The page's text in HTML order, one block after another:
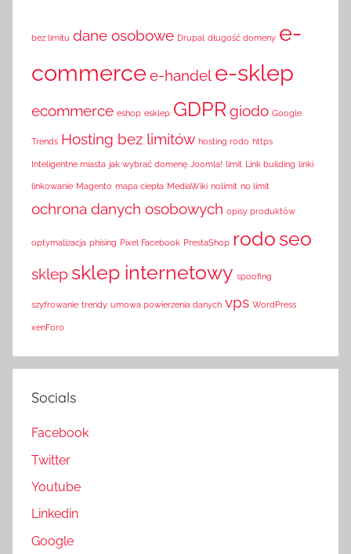
bez limitu dane osobowe Drupal długość domeny e-
commercee-handel e-sklep
ecommerce eshop esklep GDPRgiodo Google
Trends Hosting bez limitów hosting rodo https
Inteligentne miasta jak wybrać domenę Joomla! limit Link building linki
linkowanie Magento mapa ciepła MediaWiki nolimit no limit
ochrona danych osobowych opisy produktów
optymalizacja phising Pixel Facebook PrestaShop rodo seo
sklep sklep internetowy spoofing
szyfrowanie trendy umowa powierzenia danych vps WordPress
xenForo
Socials
Facebook
Twitter
Youtube
Linkedin
Google